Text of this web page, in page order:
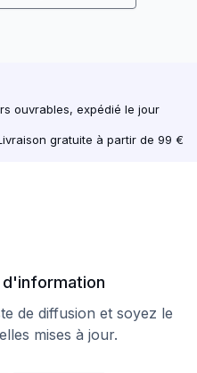
ouvrables, expédié le jour
gratuite à partir de 99 €
de diffusion et soyez le
mises à jour.